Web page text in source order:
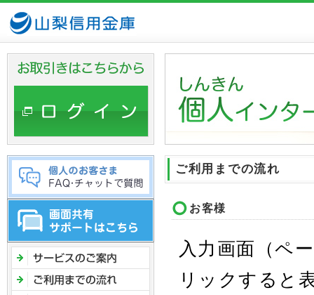
ッ
ダ
ジ
ャ
ご利用までの流れ
お客様
入力画面（ペ
リックすると